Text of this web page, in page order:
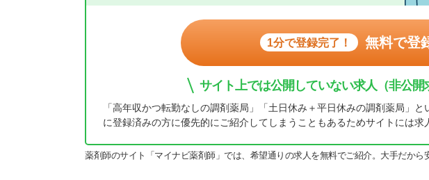
1分で登録完了！ 無料で登
サイト上では公開していない求人（非公開
「高年収かつ転勤なしの調剤薬局」「土日休み＋平日休みの調剤薬局」
に登録済みの方に優先的にご紹介してしまうこともあるためサイトには求
薬剤師のサイト「マイナビ薬剤師」では、希望通りの求人を無料でご紹介。大手だから